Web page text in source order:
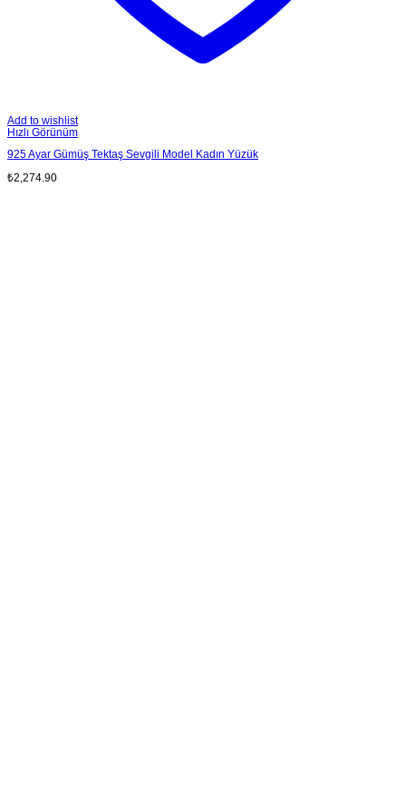
Add to wishlist
Hızlı Görünüm
925 Ayar Gümüş Tektaş Sevgili Model Kadın Yüzük
₺2,274.90